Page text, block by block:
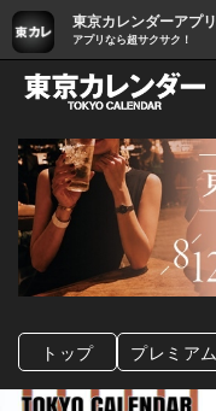
東京カレンダーアプリ
アプリなら超サクサク！
トップ プレミアム